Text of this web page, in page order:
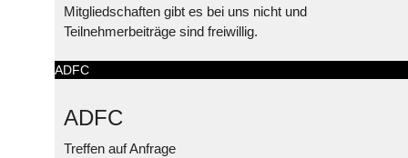
Mitgliedschaften gibt es bei uns nicht und
Teilnehmerbeiträge sind freiwillig.
ADFC
ADFC
Treffen auf Anfrage